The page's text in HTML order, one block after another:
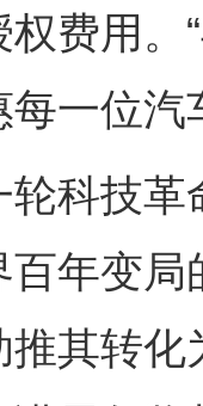
费用
一位汽
技革
年变局
其转化